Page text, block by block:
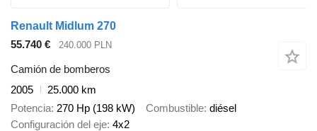
Renault Midlum 270
55.740 €
240.000 PLN
Camión de bomberos
2005
25.000 km
Potencia 270 Hp (198 kW) Combustible diésel
Configuración del eje 4x2